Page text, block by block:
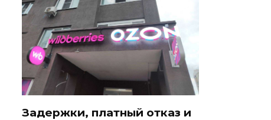
Задержки, платный отказ и